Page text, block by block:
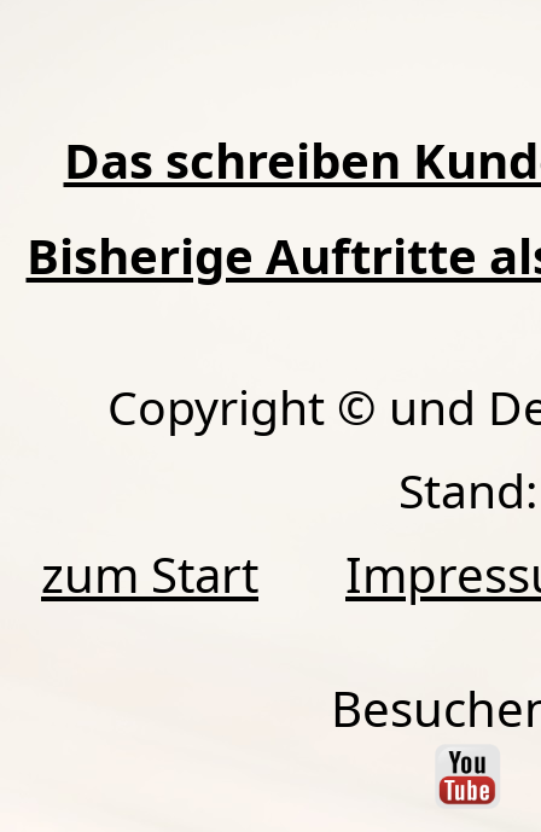
Das schreiben
Bisherige Auftritte
Copyright © und
zum Start